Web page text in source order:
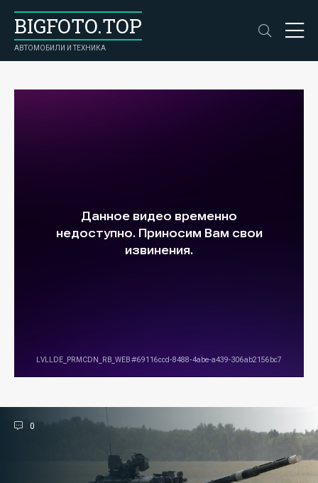
BIGFOTO.TOP
АВТОМОБИЛИ И ТЕХНИКА
0